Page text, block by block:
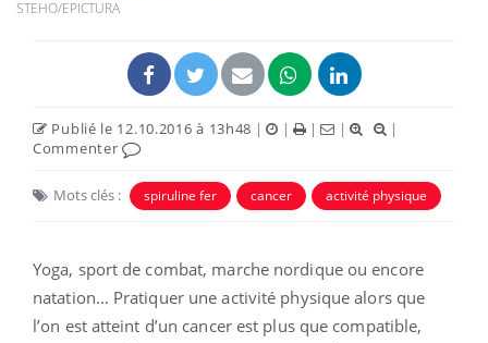
STEHO/EPICTURA
Publié le 12.10.2016 à 13h48 | | | |
|
Commenter
Mots clés : spiruline fer cancer activité physique
Yoga, sport de combat, marche nordique ou encore
natation… Pratiquer une activité physique alors que
l’on est atteint d’un cancer est plus que compatible,